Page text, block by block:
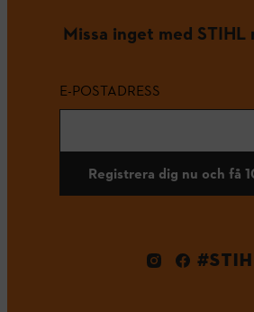
Missa inget med
E-POSTADRESS
Registrera dig nu och få